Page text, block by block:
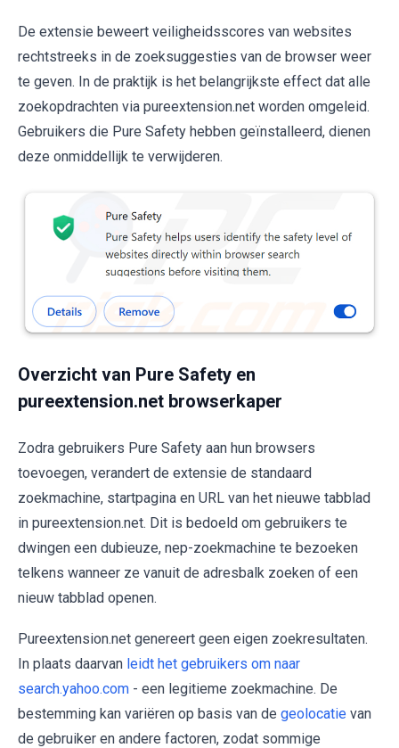
De extensie beweert veiligheidsscores van websites
rechtstreeks in de zoeksuggesties van de browser weer
te geven. In de praktijk is het belangrijkste effect dat alle
zoekopdrachten via pureextension.net worden omgeleid.
Gebruikers die Pure Safety hebben geïnstalleerd, dienen
deze onmiddellijk te verwijderen.
Overzicht van Pure Safety en
pureextension.net browserkaper
Zodra gebruikers Pure Safety aan hun browsers
toevoegen, verandert de extensie de standaard
zoekmachine, startpagina en URL van het nieuwe tabblad
in pureextension.net. Dit is bedoeld om gebruikers te
dwingen een dubieuze, nep-zoekmachine te bezoeken
telkens wanneer ze vanuit de adresbalk zoeken of een
nieuw tabblad openen.
Pureextension.net genereert geen eigen zoekresultaten.
In plaats daarvan leidt het gebruikers om naar
search.yahoo.com - een legitieme zoekmachine. De
bestemming kan variëren op basis van de geolocatie van
de gebruiker en andere factoren, zodat sommige